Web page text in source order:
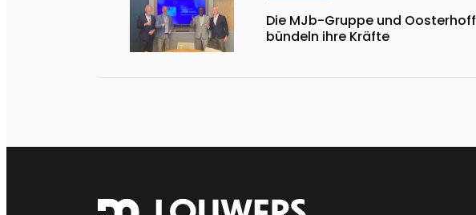
Die MJb-Gruppe und Oosterhoff
bündeln ihre Kräfte